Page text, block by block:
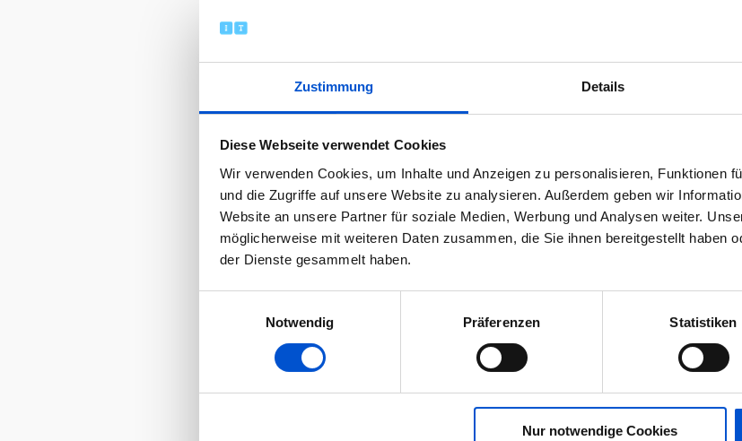
Zustimmung Details
Diese Webseite verwendet Cookies
Wir verwenden Cookies, um Inhalte und Anzeigen zu personalisieren, Funktionen
und die Zugriffe auf unsere Website zu analysieren. Außerdem geben wir
Website an unsere Partner für soziale Medien, Werbung und Analysen weiter.
möglicherweise mit weiteren Daten zusammen, die Sie ihnen bereitgestellt haben
der Dienste gesammelt haben.
Notwendig
Präferenzen Statistiken
Nur notwendige Cookies